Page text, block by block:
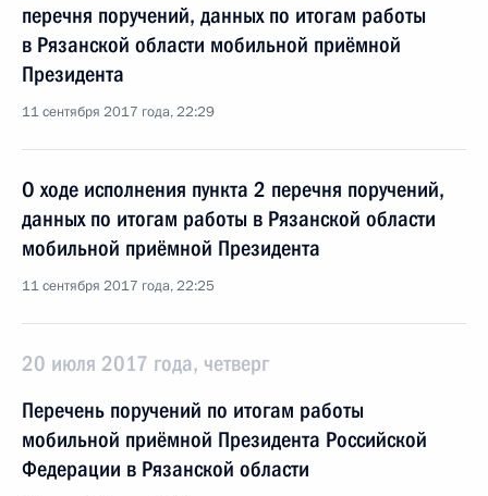
перечня поручений, данных по итогам работы
в Рязанской области мобильной приёмной
Президента
11 сентября 2017 года, 22:29
О ходе исполнения пункта 2 перечня поручений,
данных по итогам работы в Рязанской области
мобильной приёмной Президента
11 сентября 2017 года, 22:25
20 июля 2017 года, четверг
Перечень поручений по итогам работы
мобильной приёмной Президента Российской
Федерации в Рязанской области